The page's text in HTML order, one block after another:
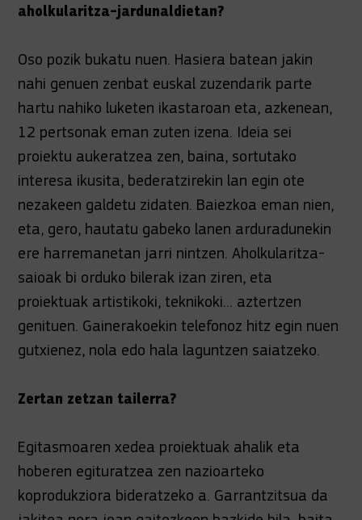
aholkularitza-jardunaldietan?
Oso pozik bukatu nuen. Hasiera batean jakin
nahi genuen zenbat euskal zuzendarik parte
hartu nahiko luketen ikastaroan eta, azkenean,
12 pertsonak eman zuten izena. Ideia sei
proiektu aukeratzea zen, baina, sortutako
interesa ikusita, bederatzirekin lan egin ote
nezakeen galdetu zidaten. Baiezkoa eman nien,
eta, gero, hautatu gabeko lanen arduradunekin
ere harremanetan jarri nintzen. Aholkularitza-
saioak bi orduko bilerak izan ziren, eta
proiektuak artistikoki, teknikoki... aztertzen
genituen. Gainerakoekin telefonoz hitz egin nuen
gutxienez, nola edo hala laguntzen saiatzeko.
Zertan zetzan tailerra?
Egitasmoaren xedea proiektuak ahalik eta
hoberen egituratzea zen nazioarteko
koprodukziora bideratzeko a. Garrantzitsua da